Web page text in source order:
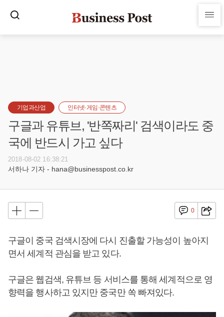
기업과산업 인터넷·게임·콘텐츠
구글과 유튜브, '반쪽짜리' 검색이라도 중
국에 반드시 가고 싶다
2018-08-02 16:38:21
서하나 기자 - hana@businesspost.co.kr
0
구글이 중국 검색시장에 다시 진출할 가능성이 높아지
면서 세계적 관심을 받고 있다.
구글은 웹검색, 유튜브 등 서비스를 통해 세계적으로 영
향력을 행사하고 있지만 중국만 쏙 빠져있다.